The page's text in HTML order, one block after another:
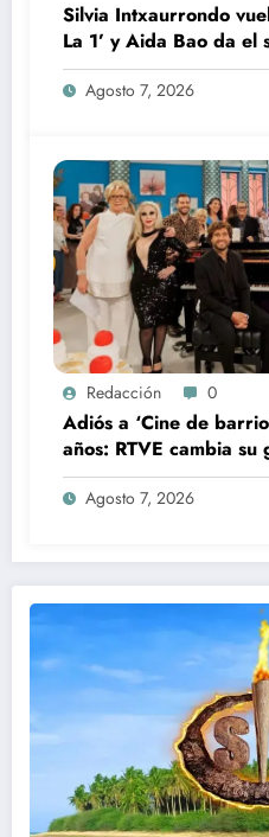
Silvia Intxaurrondo
La 1’ y Aida Bao da el
360’
Agosto 7, 2026
Redacción 0
Adiós a ‘Cine de
años: RTVE cambia su
Agosto 7, 2026